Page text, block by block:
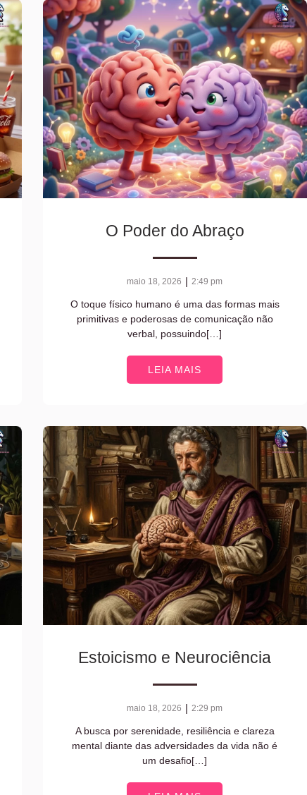
O Poder do Abraço
maio 18, 2026 | 2:49 pm
O toque físico humano é uma das formas mais
primitivas e poderosas de comunicação não
verbal, possuindo[…]
LEIA MAIS
Estoicismo e Neurociência
maio 18, 2026 | 2:29 pm
A busca por serenidade, resiliência e clareza
mental diante das adversidades da vida não é
um desafio[…]